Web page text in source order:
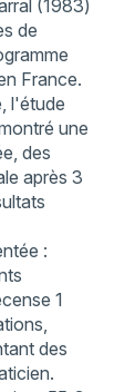
(1983)
de
France.
l'étude
une
des
après 3
:
1
des